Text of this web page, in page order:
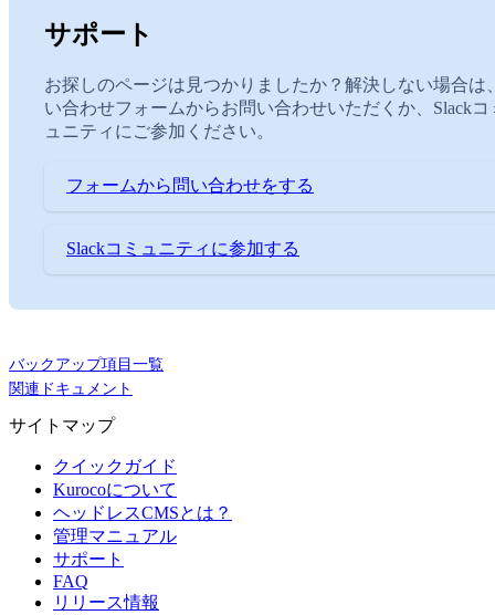
サポート
お探しのページは見つかりましたか？解決しない場合は
い合わせフォームからお問い合わせいただくか、Slackコ
ュニティにご参加ください。
フォームから問い合わせをする
Slackコミュニティに参加する
バックアップ項目一覧
関連ドキュメント
サイトマップ
クイックガイド
Kurocoについて
ヘッドレスCMSとは？
管理マニュアル
サポート
FAQ
リリース情報